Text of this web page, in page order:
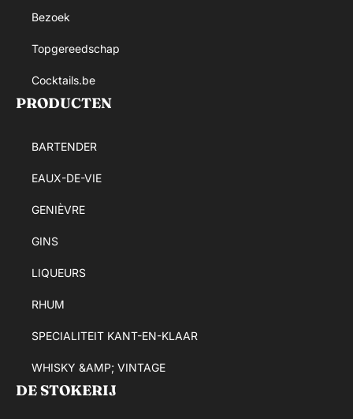
Bezoek
Topgereedschap
Cocktails.be
PRODUCTEN
BARTENDER
EAUX-DE-VIE
GENIÈVRE
GINS
LIQUEURS
RHUM
SPECIALITEIT KANT-EN-KLAAR
WHISKY &AMP; VINTAGE
DE STOKERIJ